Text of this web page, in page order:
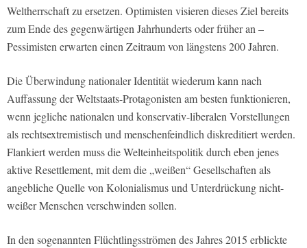
Weltherrschaft zu ersetzen. Optimisten visieren dieses Ziel bereits
zum Ende des gegenwärtigen Jahrhunderts oder früher an –
Pessimisten erwarten einen Zeitraum von längstens 200 Jahren.
Die Überwindung nationaler Identität wiederum kann nach
Auffassung der Weltstaats-Protagonisten am besten funktionieren,
wenn jegliche nationalen und konservativ-liberalen Vorstellungen
als rechtsextremistisch und menschenfeindlich diskreditiert werden.
Flankiert werden muss die Welteinheitspolitik durch eben jenes
aktive Resettlement, mit dem die „weißen“ Gesellschaften als
angebliche Quelle von Kolonialismus und Unterdrückung nicht-
weißer Menschen verschwinden sollen.
In den sogenannten Flüchtlingsströmen des Jahres 2015 erblickte